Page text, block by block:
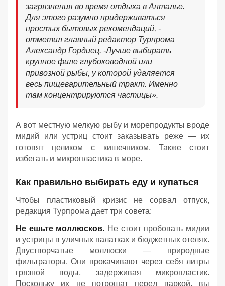
загрязнения во время отдыха в Анталье.
Для этого разумно придерживаться
простых бытовых рекомендаций, -
отметил главный редактор Турпрома
Александр Гордиец. -Лучше выбирать
крупное филе глубоководной или
привозной рыбы, у которой удаляется
весь пищеварительный тракт. Именно
там концентрируются частицы».
А вот местную мелкую рыбу и морепродукты вроде
мидий или устриц стоит заказывать реже — их
готовят целиком с кишечником. Также стоит
избегать и микропластика в море.
Как правильно выбирать еду и купаться
Чтобы пластиковый кризис не сорвал отпуск,
редакция Турпрома дает три совета:
Не ешьте моллюсков. Не стоит пробовать мидии
и устрицы в уличных палатках и бюджетных отелях.
Двустворчатые моллюски — природные
фильтраторы. Они прокачивают через себя литры
грязной воды, задерживая микропластик.
Поскольку их не потрошат перед варкой, вы